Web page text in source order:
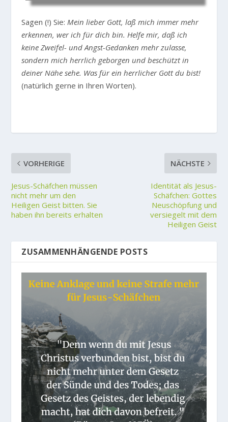
Sagen (!) Sie:Mein lieber Gott, laß mich immer mehr
erkennen, wer ich für dich bin. Helfe mir, daß ich
keine Zweifel- und Angst-Gedanken mehr zulasse,
sondern mich herrlich geborgen und beschützt in
deiner Nähe sehe. Was für ein herrlicher Gott du bist!
(natürlich gerne in Ihren Worten).
VORHERIGE
Jesus-Schäfchen müssen
nicht mehr um den
Heiligen Geist bitten. Sie
haben ihn bereits erhalten
NÄCHSTE
Identität als Jesus-
Schäfchen: Gottes
Neuschöpfung und
versiegelt mit dem
Heiligen Geist
ZUSAMMENHÄNGENDE POSTS